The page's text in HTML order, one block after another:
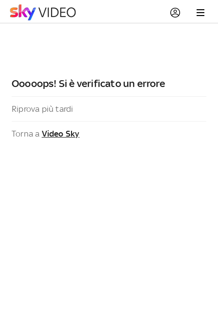
Ooooops! Si è verificato un errore
Riprova più tardi
Torna a Video Sky